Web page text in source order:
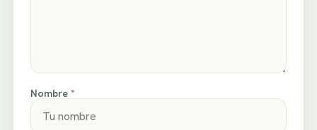
Nombre *